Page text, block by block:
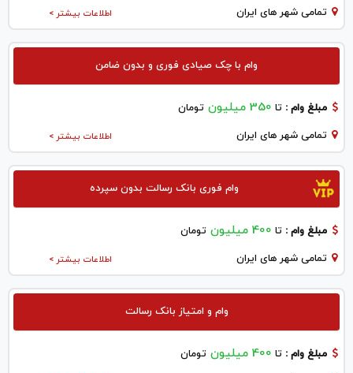
اطلاعات بیشتر > تمامی شهر های ایران
وام با چک صیادی فوری و بدون ضامن
مبلغ وام : تا 350 میلیون تومان
اطلاعات بیشتر > تمامی شهر های ایران
وام فوری بانک رسالت بدون سپرده
مبلغ وام : تا 400 میلیون تومان
اطلاعات بیشتر > تمامی شهر های ایران
وام و امتیاز بانک رسالت
مبلغ وام : تا 400 میلیون تومان